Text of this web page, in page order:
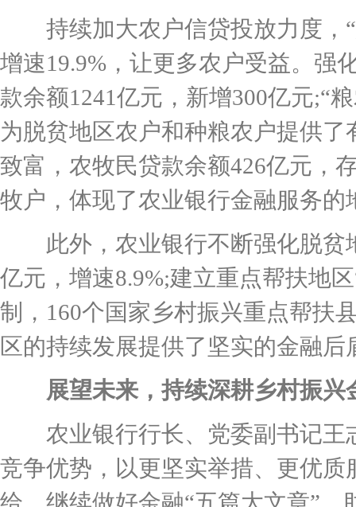
持续加大农户信贷投放力度，“
增速19.9%，让更多农户受益。强
款余额1241亿元，新增300亿元;“
为脱贫地区农户和种粮农户提供
致富，农牧民贷款余额426亿元，
牧户，体现了农业银行金融服务的
此外，农业银行不断强化脱贫
亿元，增速8.9%;建立重点帮扶地
制，160个国家乡村振兴重点帮扶
区的持续发展提供了坚实的金融后
展望未来，持续深耕乡村振兴
农业银行行长、党委副书记王
竞争优势，以更坚实举措、更优